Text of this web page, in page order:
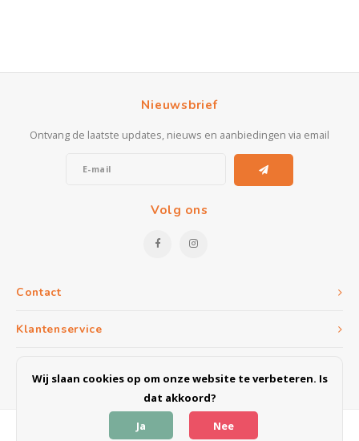
Contact
Nieuwsbrief
Ontvang de laatste updates, nieuws en aanbiedingen via email
Volg ons
Klantenservice
Wij slaan cookies op om onze website te verbeteren. Is
dat akkoord?
Ja
Nee